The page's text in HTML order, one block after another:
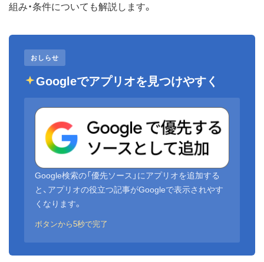
組み・条件についても解説します。
おしらせ
Googleでアプリオを見つけやすく
Google検索の「優先ソース」にアプリオを追加する
と、アプリオの役立つ記事がGoogleで表示されやす
くなります。
ボタンから5秒で完了